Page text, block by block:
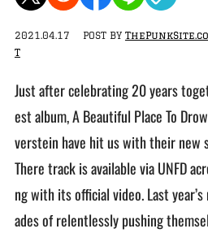
2021.04.17 POST BY
T
Just after celebrating 20 years
est album, A Beautiful Place To
verstein have hit us with their new
There track is available via UNFD
ng with its official video. Last
ades of relentlessly pushing